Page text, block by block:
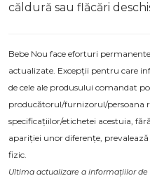
căldură sau flăcări
Bebe Nou face eforturi
actualizate. Excepții pentru care
de cele ale produsului comandat
producătorul/furnizorul/persoana
specificațiilor/etichetei acestuia,
apariției unor diferențe,
fizic.
Ultima actualizare a informațiilor